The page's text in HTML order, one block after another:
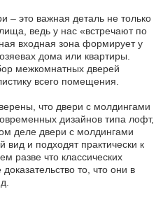
– это важная деталь не только
ведь у нас «встречают по
входная зона формирует у
дома или квартиры.
межкомнатных дверей
всего помещения.
что двери с молдингами
дизайнов типа лофт,
деле двери с молдингами
и подходят практически к
разве что классических
то, что они в